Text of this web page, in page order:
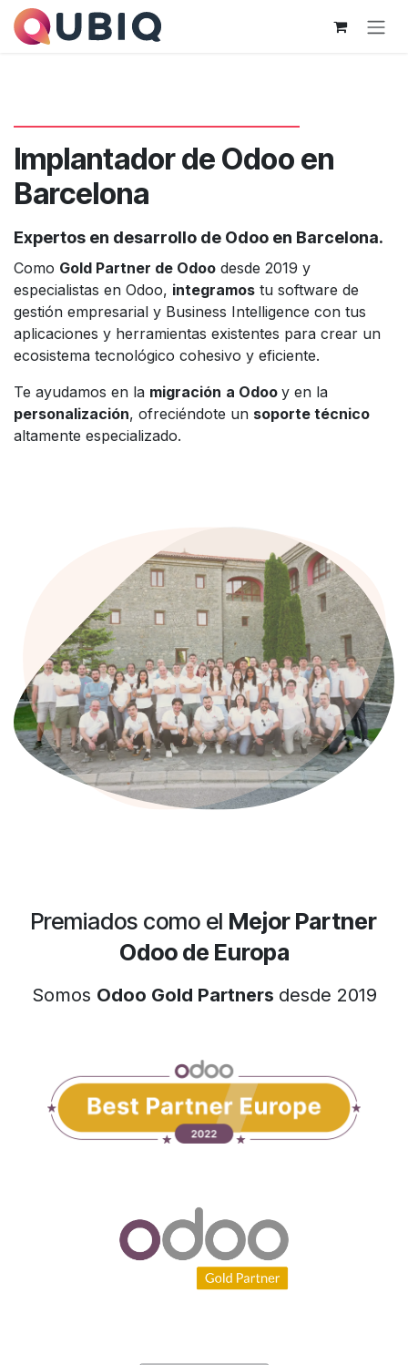
Pular para o conteúdo
Implantador de Odoo en
Barcelona
Expertos en desarrollo de Odoo en Barcelona.
Como Gold Partner de Odoo desde 2019 y
especialistas en Odoo, integramos tu software de
gestión empresarial y Business Intelligence con tus
aplicaciones y herramientas existentes para crear un
ecosistema tecnológico cohesivo y eficiente.
Te ayudamos en la migración a Odoo y en la
personalización, ofreciéndote un soporte técnico
altamente especializado.
Premiados como el Mejor Partner
Odoo de Europa
Somos Odoo Gold Partners desde 2019